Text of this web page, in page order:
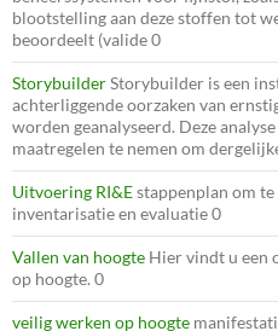
blootstelling aan deze stoffen tot
beoordeelt (valide 0
StorybuilderStorybuilder is een
achterliggende oorzaken van
worden geanalyseerd. Deze
maatregelen te nemen om
Uitvoering RI&Estappenplan om
inventarisatie en evaluatie 0
Vallen van hoogte Hier vindt u een
op hoogte. 0
veilig werken op hoogte